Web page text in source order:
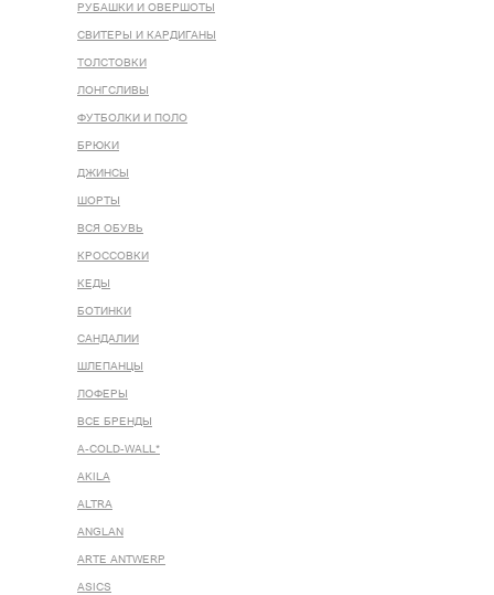
РУБАШКИ И ОВЕРШОТЫ
СВИТЕРЫ И КАРДИГАНЫ
ТОЛСТОВКИ
ЛОНГСЛИВЫ
ФУТБОЛКИ И ПОЛО
БРЮКИ
ДЖИНСЫ
ШОРТЫ
ВСЯ ОБУВЬ
КРОССОВКИ
КЕДЫ
БОТИНКИ
САНДАЛИИ
ШЛЕПАНЦЫ
ЛОФЕРЫ
ВСЕ БРЕНДЫ
A-COLD-WALL*
AKILA
ALTRA
ANGLAN
ARTE ANTWERP
ASICS